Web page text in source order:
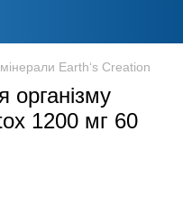
мінерали Earth‘s Creation
організму
1200 мг 60